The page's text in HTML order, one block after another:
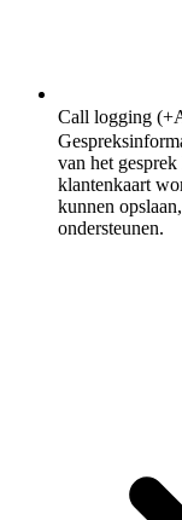
Call logging
van het
klantenkaart
kunnen
ondersteunen.